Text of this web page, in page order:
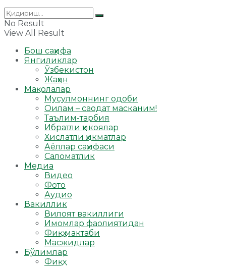
No Result
View All Result
Бош саҳифа
Янгиликлар
Ўзбекистон
Жаҳон
Мақолалар
Мусулмоннинг одоби
Оилам – саодат масканим!
Таълим-тарбия
Ибратли ҳикоялар
Хислатли ҳикматлар
Аёллар саҳифаси
Саломатлик
Медиа
Видео
Фото
Аудио
Вакиллик
Вилоят вакиллиги
Имомлар фаолиятидан
Фиқҳ мактаби
Масжидлар
Бўлимлар
Фиқҳ